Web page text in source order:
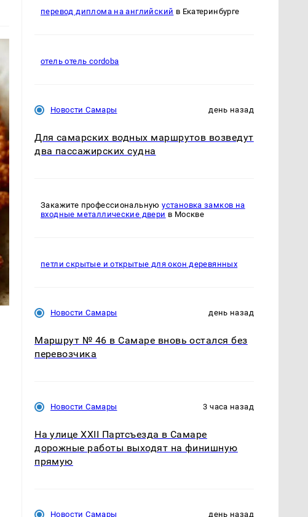
перевод диплома на английский в Екатеринбурге
отель отель cordoba
Новости Самары день назад
Для самарских водных маршрутов возведут
два пассажирских судна
Закажите профессиональнуюустановка замков на
входные металлические двери в Москве
петли скрытые и открытые для окон деревянных
Новости Самары день назад
Маршрут № 46 в Самаре вновь остался без
перевозчика
Новости Самары 3 часа назад
На улице XXII Партсъезда в Самаре
дорожные работы выходят на финишную
прямую
Новости Самары день назад